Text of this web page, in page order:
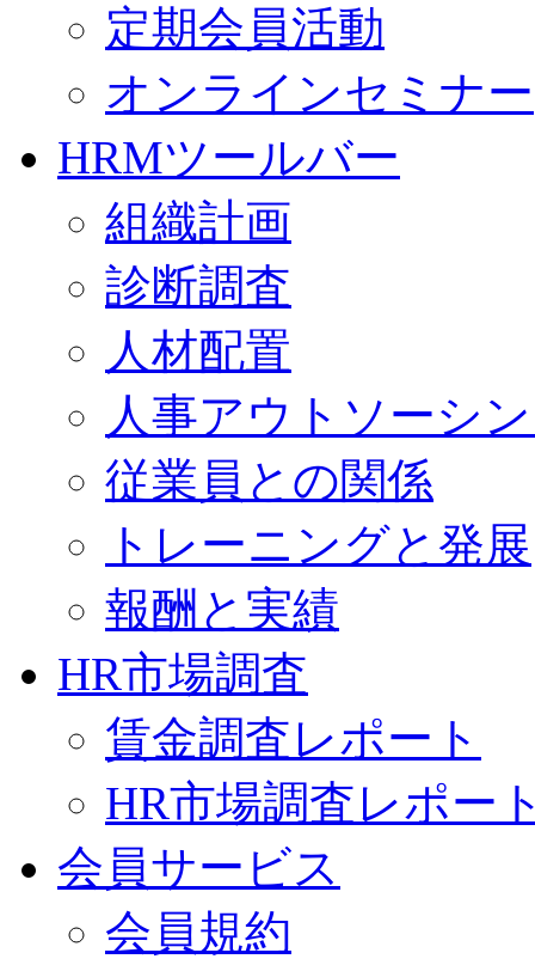
定期会員活動
オンラインセミナー
HRMツールバー
組織計画
診断調査
人材配置
人事アウトソーシ
従業員との関係
トレーニングと発展
報酬と実績
HR市場調査
賃金調査レポート
HR市場調査レポー
会員サービス
会員規約